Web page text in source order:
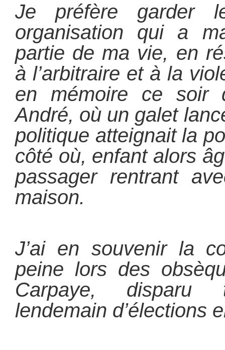
Je préfère garder
organisation qui a
partie de ma vie, en
à l’arbitraire et à la
en mémoire ce soir
André, où un galet
politique atteignait la
côté où, enfant alors
passager rentrant
maison.
J’ai en souvenir la
peine lors des
Carpaye, disparu
lendemain d’élections